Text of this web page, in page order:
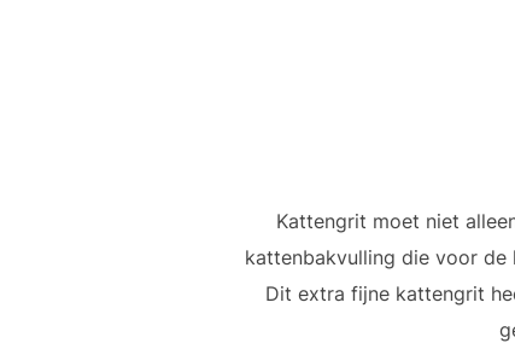
Kattengrit moet niet
kattenbakvulling die voor de
Dit extra fijne kattengrit